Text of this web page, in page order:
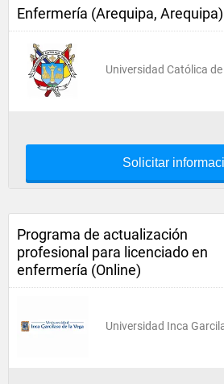
Enfermería (Arequipa, Arequipa)
Universidad Católica
Solicitar
Programa de actualización
profesional para licenciado en
enfermería (Online)
Universidad Inca